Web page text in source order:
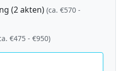
(2 akten) (ca. €570 -
€475 - €950)